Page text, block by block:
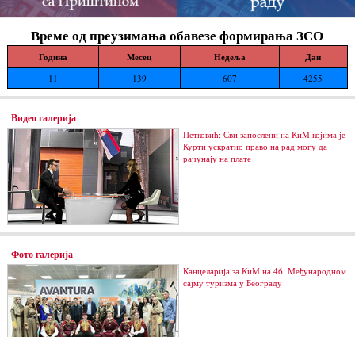
Време од преузимања обавезе формирања ЗСО
Година Месец Недеља Дан
11 139 607 4255
Видео галерија
Петковић: Сви запослени на КиМ којима је
Курти ускратио право на рад могу да
рачунају на плате
Фото галерија
Канцеларија за КиМ на 46. Међународном
сајму туризма у Београду